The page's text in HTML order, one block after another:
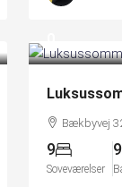
Bækbyvej
9
Soveværelser
9